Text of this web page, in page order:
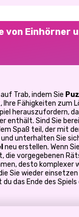
von Einhörner
Trab, indem Sie
Ihre Fähigkeiten zum
herauszufordern,
enthält. Sind Sie
Spaß teil, der mit
unterhalten Sie
neu erstellen. Wenn
die vorgegebenen
desto komplexer
Sie wieder
das Ende des